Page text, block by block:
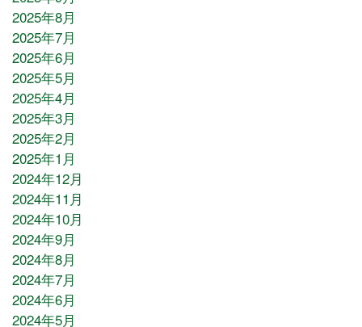
2025年8月
2025年7月
2025年6月
2025年5月
2025年4月
2025年3月
2025年2月
2025年1月
2024年12月
2024年11月
2024年10月
2024年9月
2024年8月
2024年7月
2024年6月
2024年5月